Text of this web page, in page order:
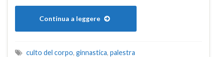
Continua a leggere
culto del corpo, ginnastica, palestra